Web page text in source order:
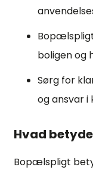
boligen og
Sørg for
og ansvar i
Hvad
Bopælspligt